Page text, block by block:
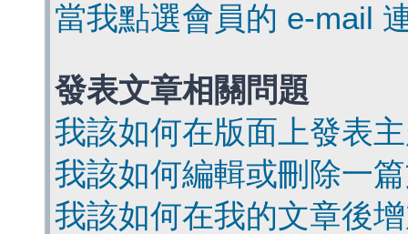
當我點選會員的 e-mail
發表文章相關問題
我該如何在版面上發表
我該如何編輯或刪除一
我該如何在我的文章後